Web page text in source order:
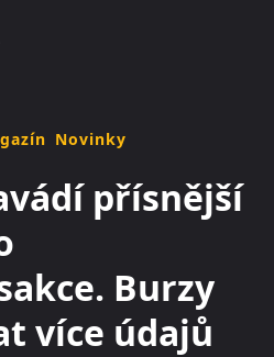
Novinky
přísnější
Burzy
více údajů